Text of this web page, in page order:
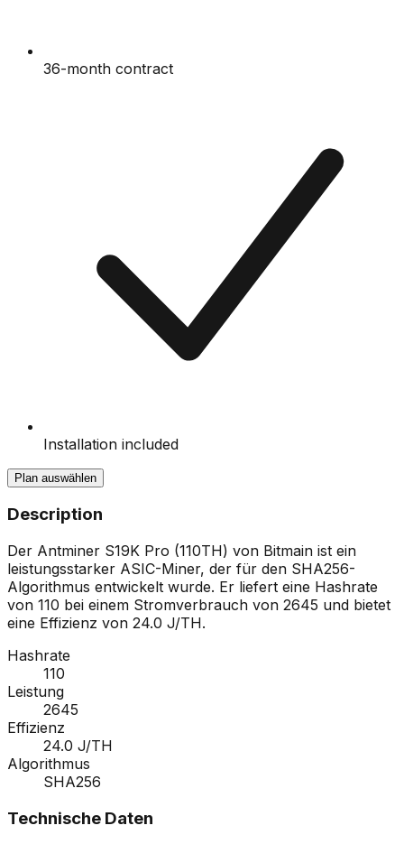
36-month contract
Installation included
Plan auswählen
Description
Der Antminer S19K Pro (110TH) von Bitmain ist ein
leistungsstarker ASIC-Miner, der für den SHA256-
Algorithmus entwickelt wurde. Er liefert eine Hashrate
von 110 bei einem Stromverbrauch von 2645 und bietet
eine Effizienz von 24.0 J/TH.
Hashrate
110
Leistung
2645
Effizienz
24.0 J/TH
Algorithmus
SHA256
Technische Daten